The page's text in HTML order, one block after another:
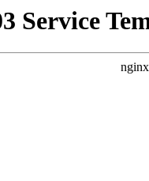
Service